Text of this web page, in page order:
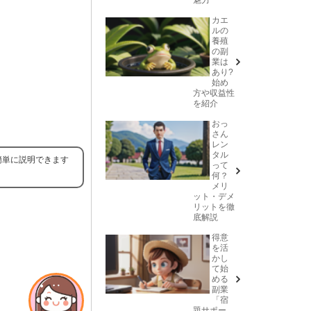
に説明できます
カエ
ルの
養殖
の副
業は
あり?
始め
方や収益性
を紹介
おっ
さん
レン
タル
って
何？
メリ
ット・デメ
リットを徹
底解説
得意
を活
かし
て始
める
副業
「宿